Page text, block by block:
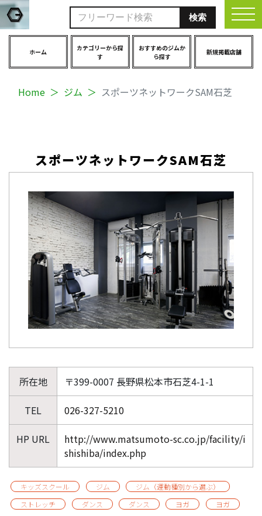
ホーム
カテゴリーから探
す
おすすめのジムか
ら探す
新規掲載店舗
Home ジム スポーツネットワークSAM石芝
スポーツネットワークSAM石芝
所在地 〒399-0007 長野県松本市石芝4-1-1
TEL 026-327-5210
HP URL
http://www.matsumoto-sc.co.jp/facility/i
shishiba/index.php
キッズスクール ジム
ジム（運動種別から選ぶ）
ストレッチ
ダンス ダンス ヨガ
ヨガ